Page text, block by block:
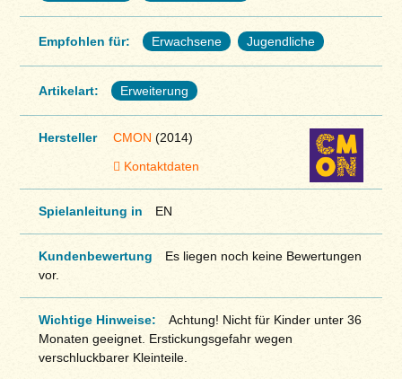
Empfohlen für: Erwachsene Jugendliche
Artikelart: Erweiterung
Hersteller CMON (2014)
Kontaktdaten
Spielanleitung in EN
Kundenbewertung
Es liegen noch keine Bewertungen
vor.
Wichtige Hinweise:
Achtung! Nicht für Kinder unter 36
Monaten geeignet. Erstickungsgefahr wegen
verschluckbarer Kleinteile.